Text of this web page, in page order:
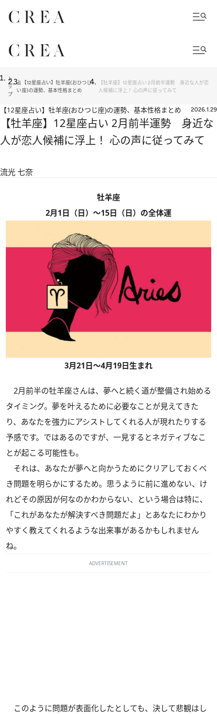
ト
ッ
プ
占
い
【12星座占い】牡羊座(おひつじ
座)の運勢、基本性格まとめ
【牡羊座】12星座占い 2月前半運勢 身近な人が恋
人候補に浮上！ 心の声に従ってみて
【12星座占い】牡羊座(おひつじ座)の運勢、基本性格まとめ 2026.1.29
【牡羊座】12星座占い 2月前半運勢 身近な
人が恋人候補に浮上！ 心の声に従ってみて
流光 七奈
牡羊座
2月1日（日）～15日（日）の全体運
3月21日～4月19日生まれ
2月前半の牡羊座さんは、夢へと続く道が整備され始める
タイミング。夢を叶えるために必要なことが見えてきた
り、あなたを強力にアシストしてくれる人が現れたりする
予感です。ではあるのですが、一見するとネガティブなこ
とが起こる可能性も。
それは、あなたが夢へと向かうためにクリアしておくべ
き問題を明らかにするため。思うように前に進めない、け
れどその原因が何なのかわからない、という場合は特に、
「これがあなたが解決すべき問題だよ」とあなたにわかり
やすく教えてくれるような出来事があるかもしれません
ね。
ADVERTISEMENT
このように問題が表面化したとしても、決して悲観はし